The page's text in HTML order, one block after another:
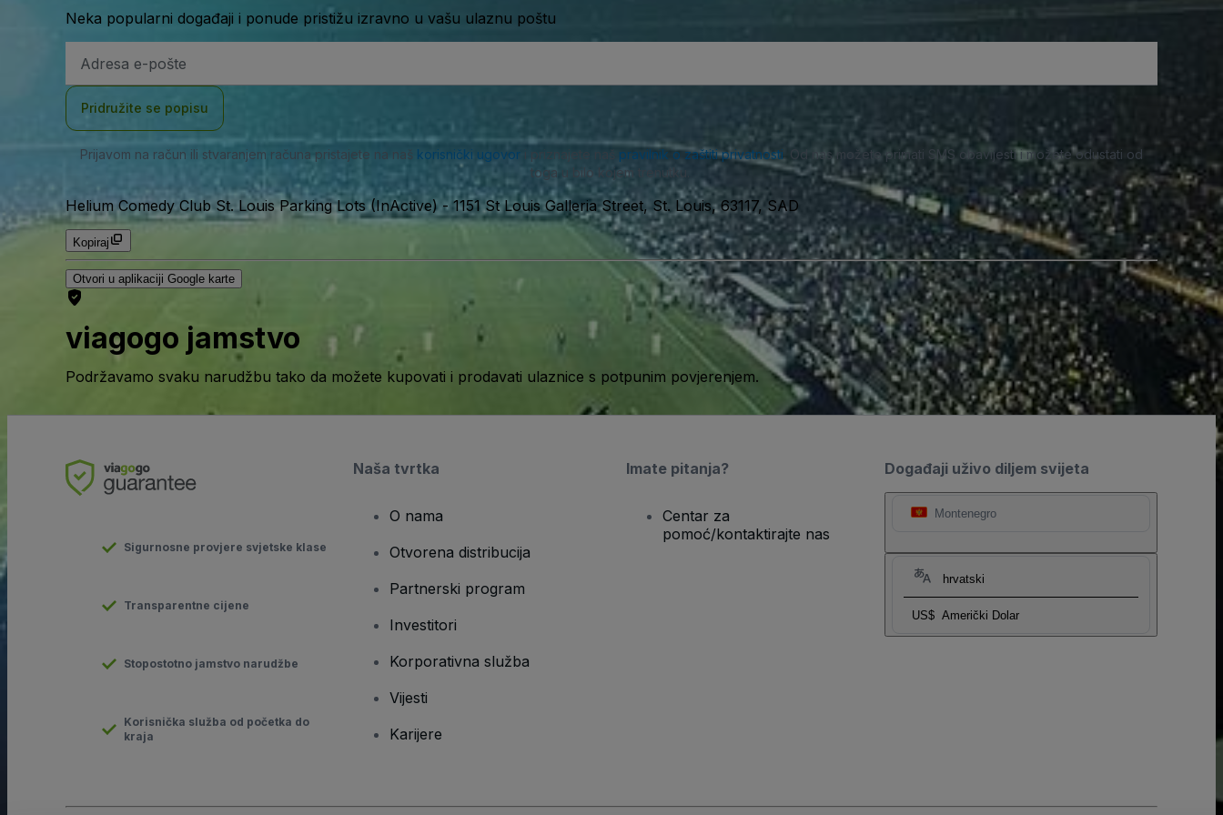
Neka popularni događaji i ponude pristižu izravno u vašu ulaznu poštu
mail
Pridružite se popisu
Prijavom na račun ili stvaranjem računa pristajete na naš korisnički ugovor i priznajete naš pravilnik o zaštiti privatnosti . Od nas možete primati SMS obavijesti i možete odustati od
toga u bilo kojem trenutku.
Helium Comedy Club St. Louis Parking Lots (InActive) - 1151 St Louis Galleria Street, St. Louis, 63117, SAD
Kopiraj
Otvori u aplikaciji Google karte
viagogo jamstvo
Podržavamo svaku narudžbu tako da možete kupovati i prodavati ulaznice s potpunim povjerenjem.
Događaji uživo diljem svijeta
Montenegro
hrvatski
US$ Američki Dolar
Sigurnosne provjere svjetske klase
Transparentne cijene
Stopostotno jamstvo narudžbe
Korisnička služba od početka do
kraja
Naša tvrtka
O nama
Otvorena distribucija
Partnerski program
Investitori
Korporativna služba
Vijesti
Karijere
Imate pitanja?
Centar za
pomoć/kontaktirajte nas